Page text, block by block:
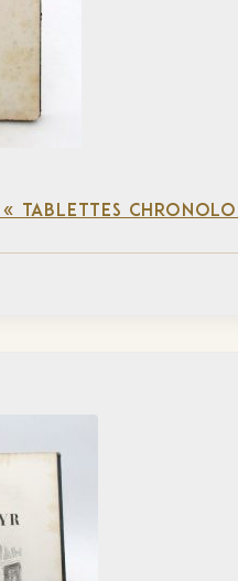
TABLETTES